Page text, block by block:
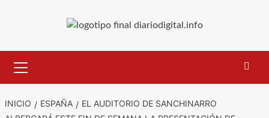
primario
INICIO ESPAÑA
EL AUDITORIO DE SANCHINARRO